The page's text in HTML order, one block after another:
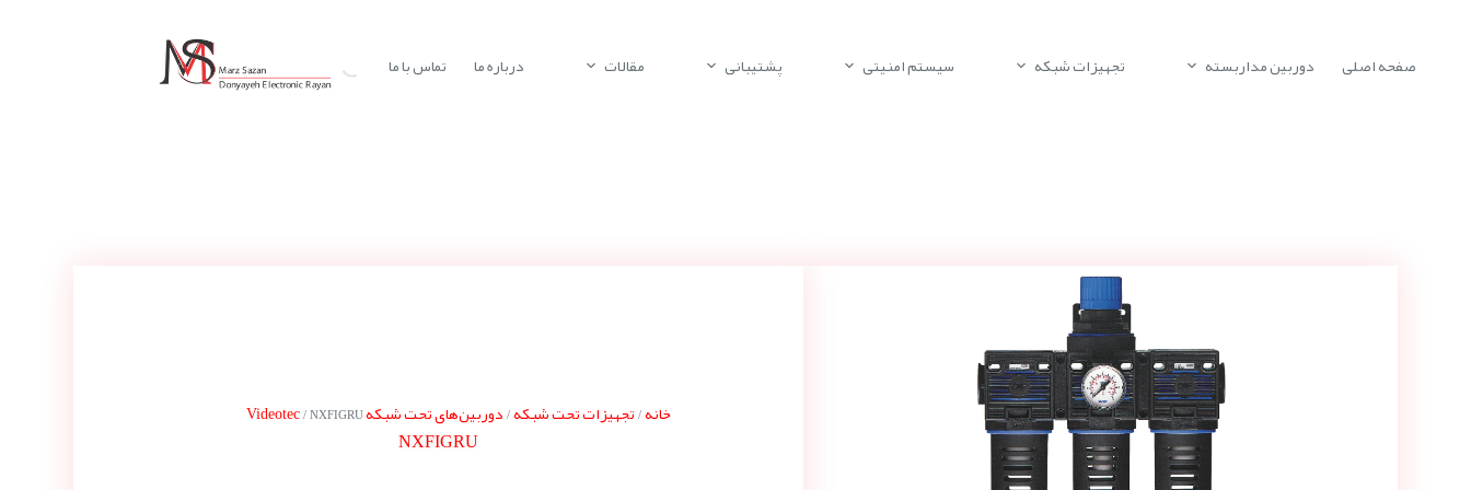
صفحه اصلی دوربین مداربسته تجهیزات شبکه سیستم امنیتی پشتیبانی مقالات درباره ما تماس با ما
خانه/ تجهیزات تحت شبکه/ دوربین‌های تحت شبکه Videotec/ NXFIGRU
NXFIGRU